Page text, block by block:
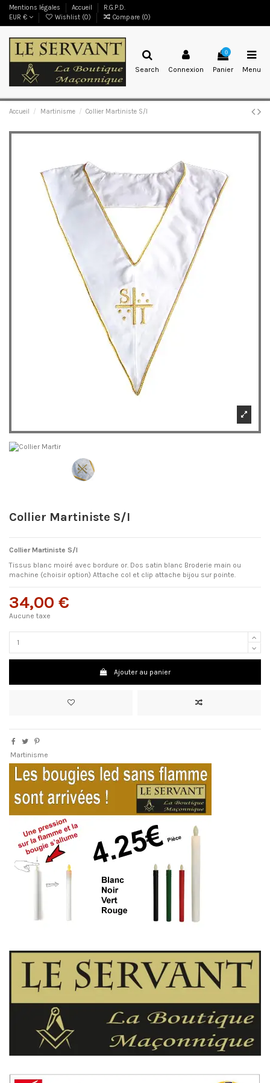
Mentions légales Accueil
R.G.P.D.
EUR €
Wishlist (0) Compare (0)
Search Connexion
0
Panier Menu
Accueil Martinisme Collier Martiniste S/I
Collier Martiniste S/I
Collier Martiniste S/I
Tissus blanc moiré avec bordure or. Dos satin blanc Broderie main ou
machine (choisir option) Attache col et clip attache bijou sur pointe.
34,00 €
Aucune taxe
Ajouter au panier
Martinisme